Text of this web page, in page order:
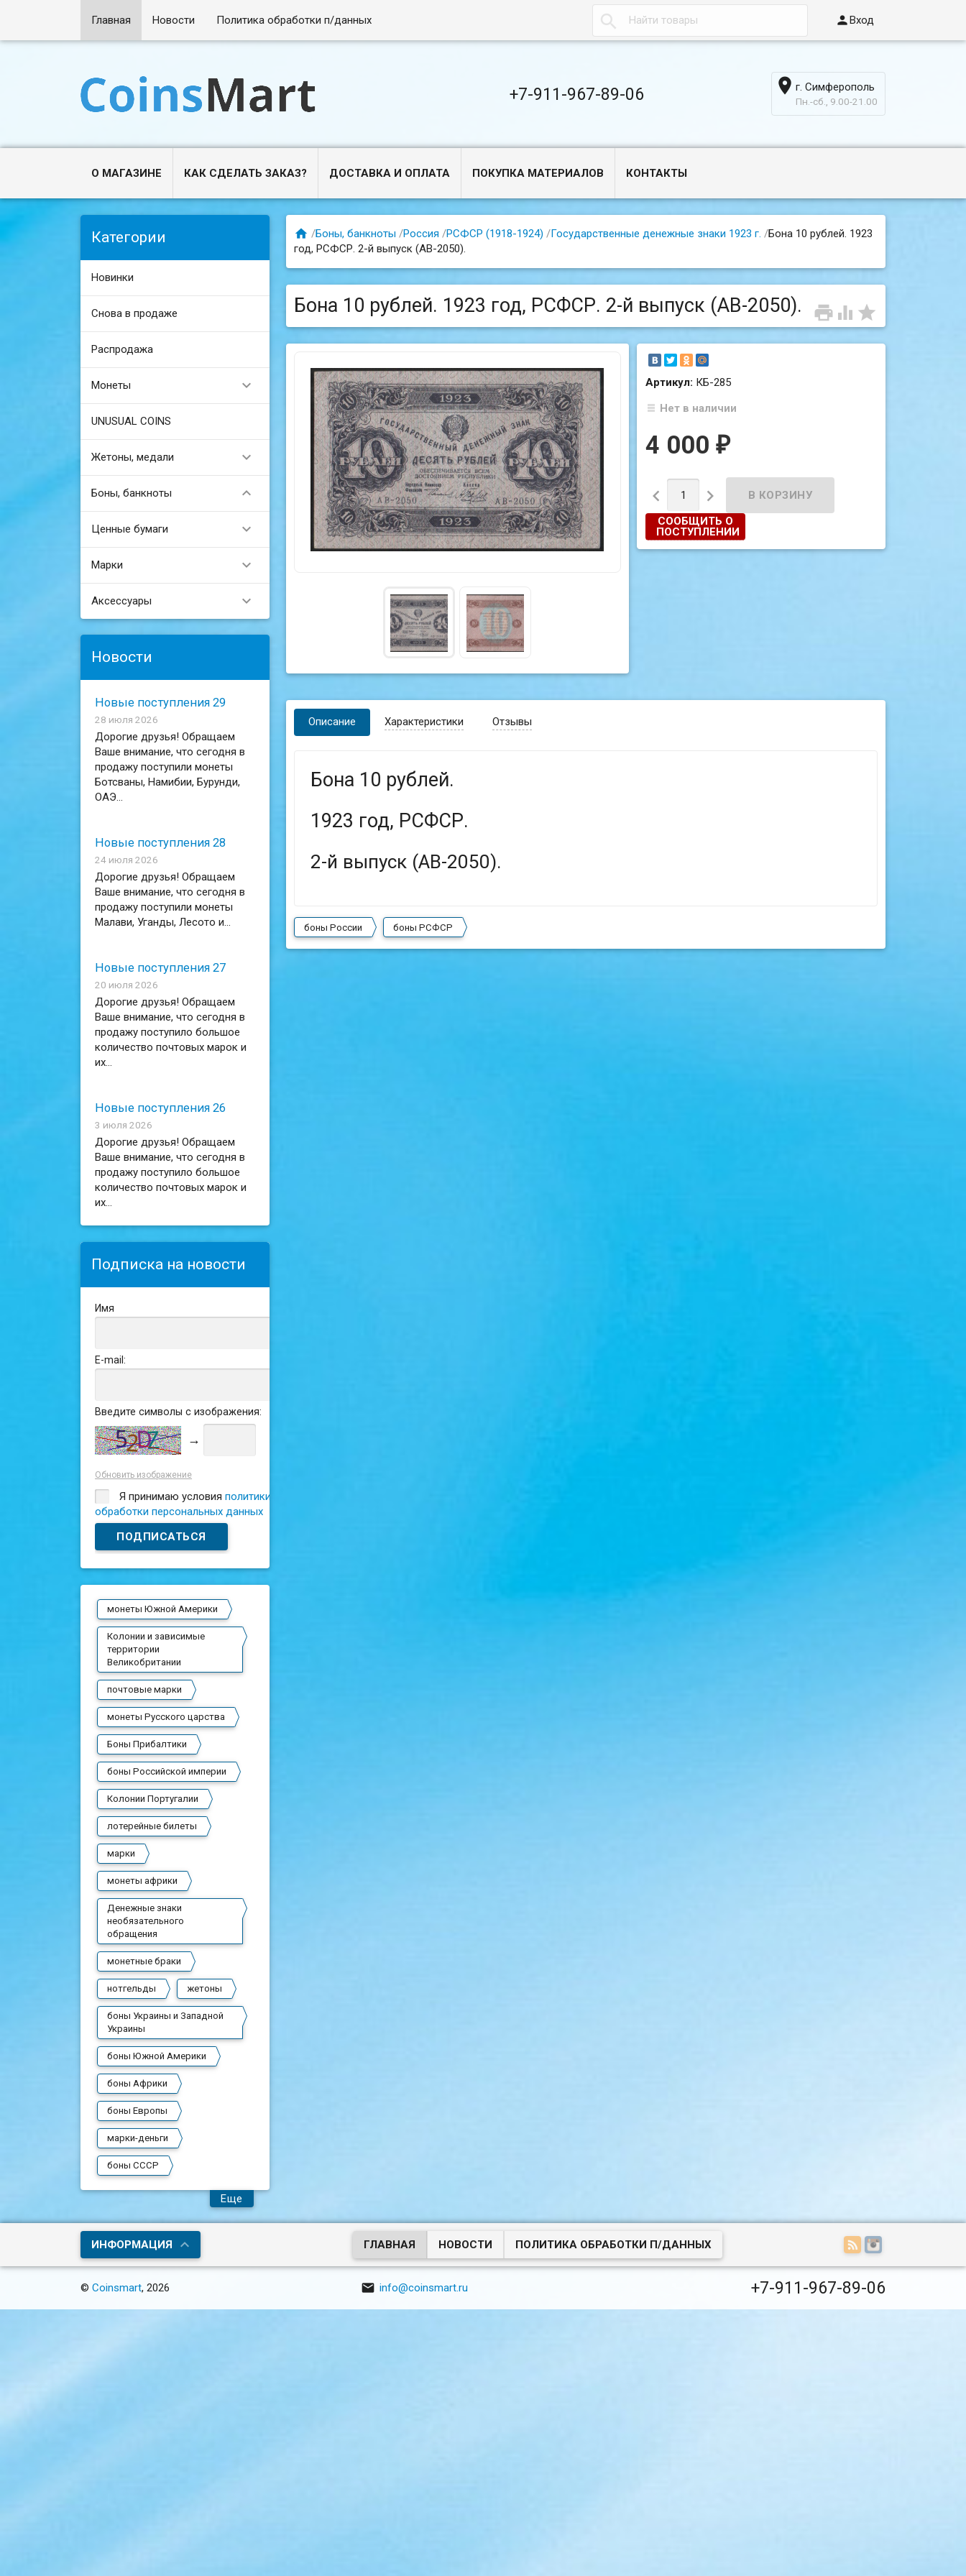
Главная Новости Политика обработки п/данных  Вход
+7-911-967-89-06  г. Симферополь
Пн.-сб., 9.00-21.00
О МАГАЗИНЕ КАК СДЕЛАТЬ ЗАКАЗ? ДОСТАВКА И ОПЛАТА ПОКУПКА МАТЕРИАЛОВ КОНТАКТЫ
Категории
Новинки
Снова в продаже
Распродажа
Монеты 
UNUSUAL COINS
Жетоны, медали 
Боны, банкноты 
Ценные бумаги 
Марки 
Аксессуары 
Новости
Новые поступления 29
28 июля 2026
Дорогие друзья! Обращаем
Ваше внимание, что сегодня в
продажу поступили монеты
Ботсваны, Намибии, Бурунди,
ОАЭ...
Новые поступления 28
24 июля 2026
Дорогие друзья! Обращаем
Ваше внимание, что сегодня в
продажу поступили монеты
Малави, Уганды, Лесото и...
Новые поступления 27
20 июля 2026
Дорогие друзья! Обращаем
Ваше внимание, что сегодня в
продажу поступило большое
количество почтовых марок и
их...
Новые поступления 26
3 июля 2026
Дорогие друзья! Обращаем
Ваше внимание, что сегодня в
продажу поступило большое
количество почтовых марок и
их...
Подписка на новости
Имя
E-mail:
Введите символы с изображения:
→
Обновить изображение
Я принимаю условияполитики
обработки персональных данных
монеты Южной Америки
Колонии и зависимые
территории
Великобритании
почтовые марки
монеты Русского царства
Боны Прибалтики
боны Российской империи
Колонии Португалии
лотерейные билеты
марки
монеты африки
Денежные знаки
необязательного
обращения
монетные браки
нотгельды жетоны
боны Украины и Западной
Украины
боны Южной Америки
боны Африки
боны Европы
марки-деньги
боны СССР
Еще
 /Боны, банкноты /Россия /РСФСР (1918-1924) /Государственные денежные знаки 1923 г. /Бона 10 рублей. 1923
год, РСФСР. 2-й выпуск (АВ-2050).
  
Бона 10 рублей. 1923 год, РСФСР. 2-й выпуск (АВ-2050).
Артикул: КБ-285
Нет в наличии
4 000₽
 
СООБЩИТЬ О
ПОСТУПЛЕНИИ
Описание Характеристики Отзывы
Бона 10 рублей.
1923 год, РСФСР.
2-й выпуск (АВ-2050).
боны России боны РСФСР
ИНФОРМАЦИЯ ГЛАВНАЯ НОВОСТИ ПОЛИТИКА ОБРАБОТКИ П/ДАННЫХ
©Coinsmart, 2026  info@coinsmart.ru +7-911-967-89-06